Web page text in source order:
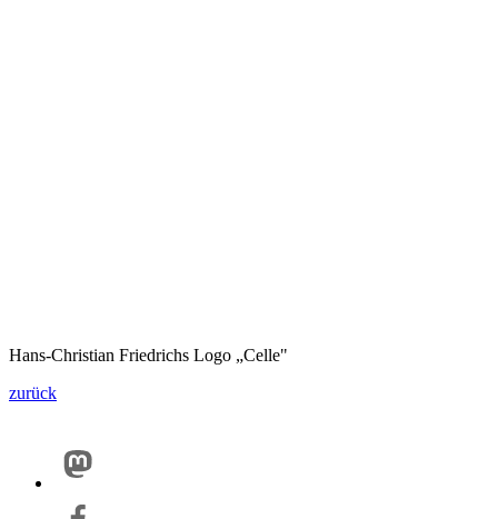
Hans-Christian Friedrichs Logo „Celle"
zurück